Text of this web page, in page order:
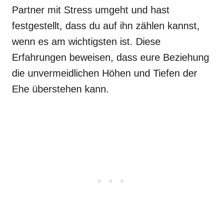
Partner mit Stress umgeht und hast
festgestellt, dass du auf ihn zählen kannst,
wenn es am wichtigsten ist. Diese
Erfahrungen beweisen, dass eure Beziehung
die unvermeidlichen Höhen und Tiefen der
Ehe überstehen kann.